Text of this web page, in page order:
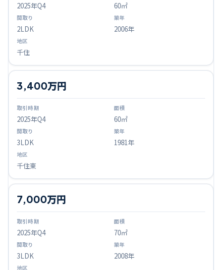
2025年Q4 60㎡
2LDK 2006年
千住
2025年Q4
3,400万円
60㎡
3LDK 1981年
千住東
2025年Q4
7,000万円
70㎡
3LDK 2008年